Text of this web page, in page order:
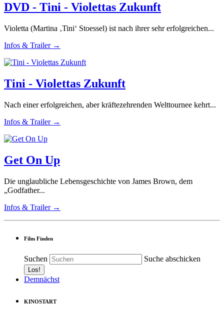
DVD - Tini - Violettas Zukunft
Violetta (Martina ‚Tini‘ Stoessel) ist nach ihrer sehr erfolgreichen...
Infos & Trailer →
Tini - Violettas Zukunft
Nach einer erfolgreichen, aber kräftezehrenden Welttournee kehrt...
Infos & Trailer →
Get On Up
Die unglaubliche Lebensgeschichte von James Brown, dem
„Godfather...
Infos & Trailer →
Film Finden
Suchen Suche abschicken
Demnächst
KINOSTART